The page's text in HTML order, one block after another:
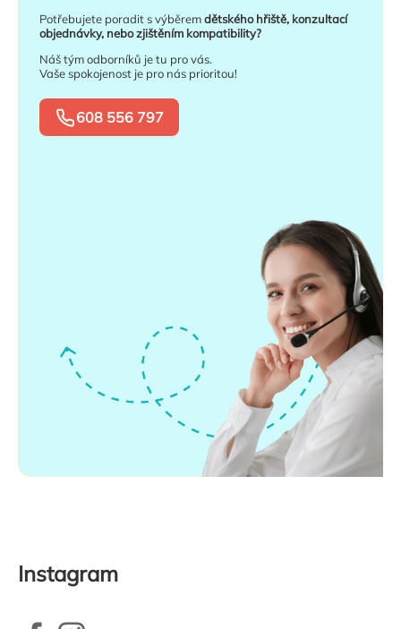
Potřebujete poradit s výběremdětského hřiště, konzultací
objednávky, nebo zjištěním kompatibility?
Náš tým odborníků je tu pro vás.
Vaše spokojenost je pro nás prioritou!
608 556 797
Instagram